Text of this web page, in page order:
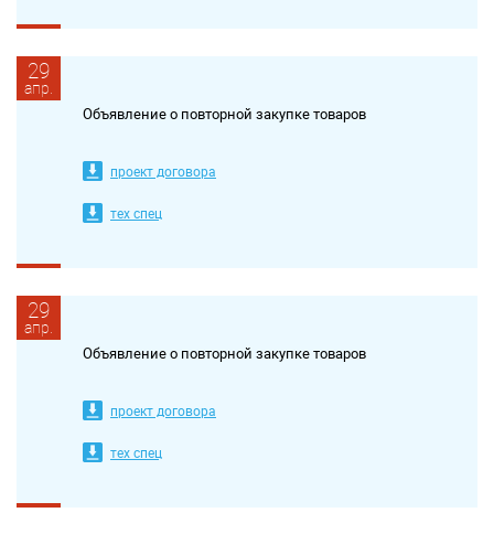
29
апр.
Объявление о повторной закупке товаров
проект договора
тех спец
29
апр.
Объявление о повторной закупке товаров
проект договора
тех спец